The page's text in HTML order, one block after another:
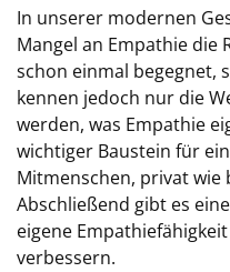
In unserer modernen
Mangel an Empathie die
schon einmal begegnet,
kennen jedoch nur die
werden, was Empathie
wichtiger Baustein für
Mitmenschen, privat wie
Abschließend gibt es
eigene
verbessern.